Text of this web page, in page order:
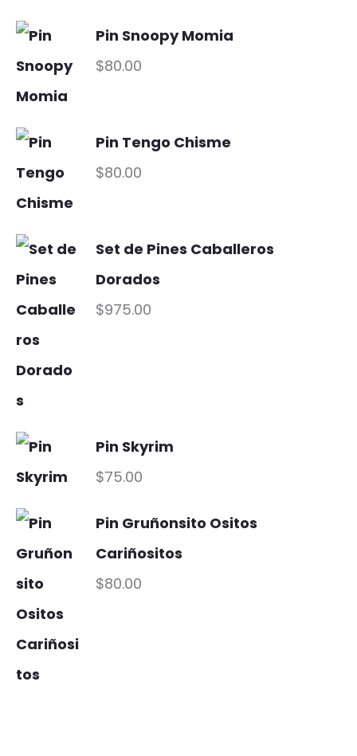
Pin Snoopy Momia
$80.00
Pin Tengo Chisme
$80.00
Set de Pines Caballeros
Dorados
$975.00
Pin Skyrim
$75.00
Pin Gruñonsito Ositos
Cariñositos
$80.00